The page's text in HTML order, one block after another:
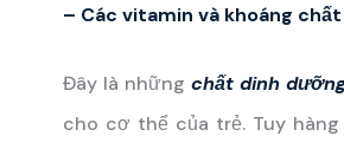
– Các vitamin và khoáng chất
Đây là những chất dinh
cho cơ thể của trẻ. Tuy